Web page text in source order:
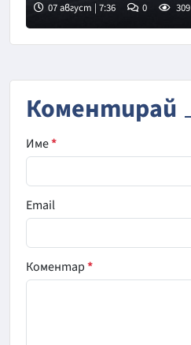
Снимка: бТВ
07 август | 7:36 0 309
Коментирай
Име*
Email
Коментар*